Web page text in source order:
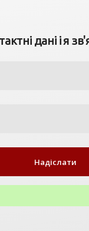
дані і я